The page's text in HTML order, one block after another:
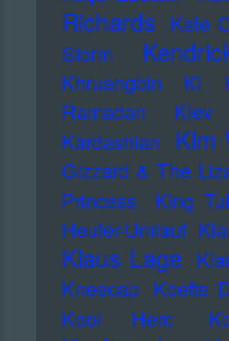
Richards Kele
Storm
Khruangbin
KI
Ramadan
KIev
Kardashian KIm
Gizzard & The
Princess
KIng
Heufer-Umlauf
Klaus Lage
Kneecap Koefte
Kool Herc